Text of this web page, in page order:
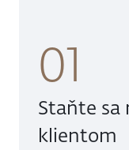
01
Staňte sa
klientom